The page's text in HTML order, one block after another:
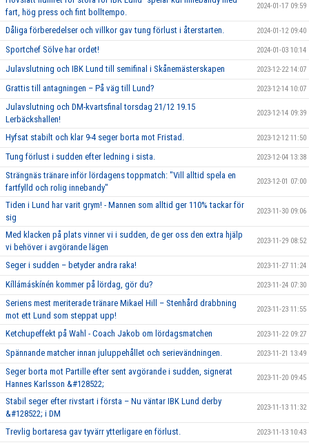
fart, hög press och fint bolltempo.
2024-01-17 09:59
Dåliga förberedelser och villkor gav tung förlust i återstarten. 2024-01-12 09:40
Sportchef Sölve har ordet! 2024-01-03 10:14
Julavslutning och IBK Lund till semifinal i Skånemästerskapen 2023-12-22 14:07
Grattis till antagningen – På väg till Lund? 2023-12-14 10:07
Julavslutning och DM-kvartsfinal torsdag 21/12 19.15
Lerbäckshallen!
2023-12-14 09:39
Hyfsat stabilt och klar 9-4 seger borta mot Fristad. 2023-12-12 11:50
Tung förlust i sudden efter ledning i sista. 2023-12-04 13:38
Strängnäs tränare inför lördagens toppmatch: "Vill alltid spela en
fartfylld och rolig innebandy"
2023-12-01 07:00
Tiden i Lund har varit grym! - Mannen som alltid ger 110% tackar för
sig
2023-11-30 09:06
Med klacken på plats vinner vi i sudden, de ger oss den extra hjälp
vi behöver i avgörande lägen
2023-11-29 08:52
Seger i sudden – betyder andra raka! 2023-11-27 11:24
Kíllámáskínén kommer på lördag, gör du? 2023-11-24 07:30
Seriens mest meriterade tränare Mikael Hill – Stenhård drabbning
mot ett Lund som steppat upp!
2023-11-23 11:55
Ketchupeffekt på Wahl - Coach Jakob om lördagsmatchen 2023-11-22 09:27
Spännande matcher innan juluppehållet och serievändningen. 2023-11-21 13:49
Seger borta mot Partille efter sent avgörande i sudden, signerat
Hannes Karlsson &#128522;
2023-11-20 09:45
Stabil seger efter rivstart i första – Nu väntar IBK Lund derby
&#128522; i DM
2023-11-13 11:32
Trevlig bortaresa gav tyvärr ytterligare en förlust. 2023-11-13 10:43